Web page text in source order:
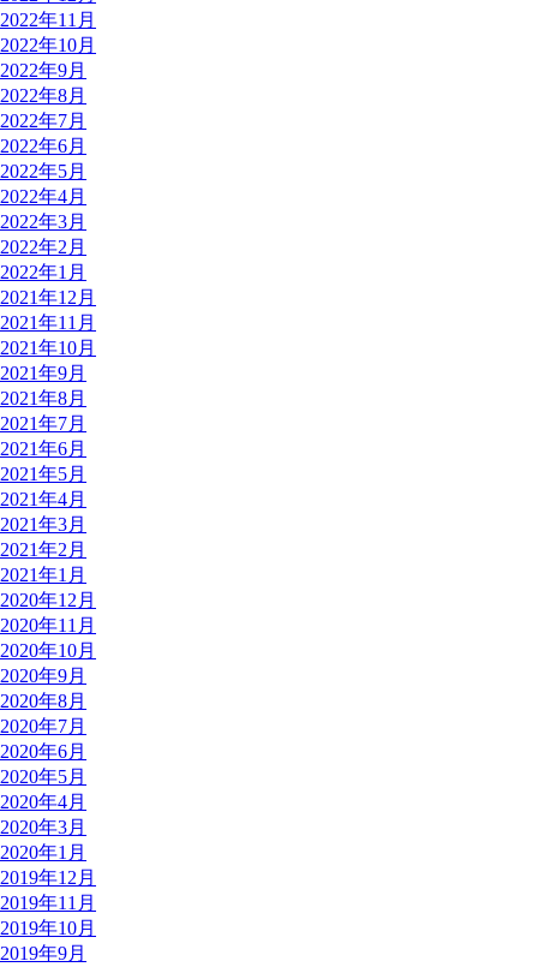
2022年11月
2022年10月
2022年9月
2022年8月
2022年7月
2022年6月
2022年5月
2022年4月
2022年3月
2022年2月
2022年1月
2021年12月
2021年11月
2021年10月
2021年9月
2021年8月
2021年7月
2021年6月
2021年5月
2021年4月
2021年3月
2021年2月
2021年1月
2020年12月
2020年11月
2020年10月
2020年9月
2020年8月
2020年7月
2020年6月
2020年5月
2020年4月
2020年3月
2020年1月
2019年12月
2019年11月
2019年10月
2019年9月